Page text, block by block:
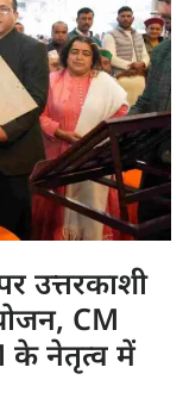
उत्तरकाशी
CM
के नेतृत्व में